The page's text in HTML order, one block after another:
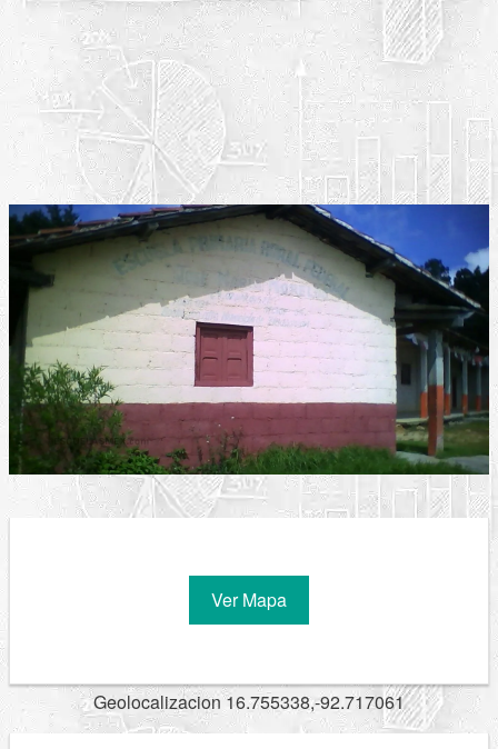
Ver Mapa
Geolocalizacion 16.755338,-92.717061